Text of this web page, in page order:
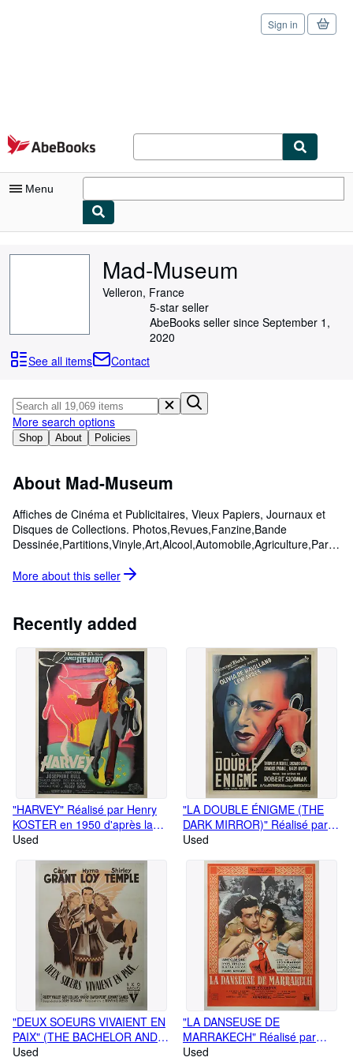
Skip to main content
AbeBooks.com
Sign in
Menu
Browse Collections
Art & Collectibles
Textbooks
Start Selling
Help
CLOSE
Mad-Museum
Velleron, France
5-star seller
AbeBooks seller since September 1,
2020
See all items
Contact
Shop About Policies
More search options
About Mad-Museum
Affiches de Cinéma et Publicitaires, Vieux Papiers, Journaux et
Disques de Collections. Photos,Revues,Fanzine,Bande
More about this seller
Recently added
"HARVEY" Réalisé par Henry
KOSTER en 1950 d'après la
pièce de Mary CHASE avec
originale française entoilée /
Litho par Constantin BELINSKY
/ AFFICHES GAILLARD (1951)
/ Format entoilé: 63x83cm /
Bon état
Used
"LA DOUBLE ÉNIGME (THE
DARK MIRROR)" Réalisé par
Robert SIODMAK en 1946
Affiche originale française
entoilée / Litho par René
LEFEBVRE / AFFICHES
GAILLARD (1946) / Format
entoilé: 65x85cm / Parfait état
Used
"DEUX SOEURS VIVAIENT EN
PAIX" (THE BACHELOR AND
THE BOBBY-SOXER) Réalisé
Used
"LA DANSEUSE DE
MARRAKECH" Réalisé par
Léon MATHOT en 1950 avec
Used